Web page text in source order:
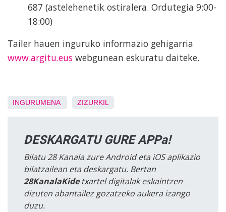
687 (astelehenetik ostiralera. Ordutegia 9:00-
18:00)
Tailer hauen inguruko informazio gehigarria
www.argitu.eus webgunean eskuratu daiteke.
INGURUMENA ZIZURKIL
DESKARGATU GURE APPa!
Bilatu 28 Kanala zure Android eta iOS aplikazio
bilatzailean eta deskargatu. Bertan
28KanalaKidetxartel digitalak eskaintzen
dizuten abantailez gozatzeko aukera izango
duzu.